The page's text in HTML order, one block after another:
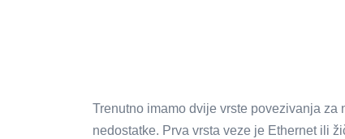
Trenutno imamo dvije vrste povezivanja
nedostatke. Prva vrsta veze je Ethernet ili